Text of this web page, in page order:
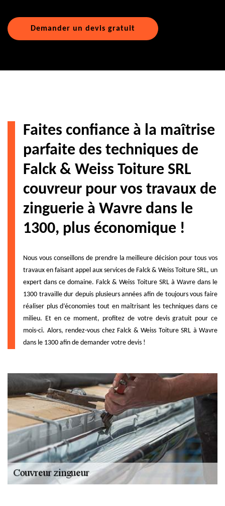
Demander un devis gratuit
Faites confiance à la maîtrise
parfaite des techniques de
Falck & Weiss Toiture SRL
couvreur pour vos travaux de
zinguerie à Wavre dans le
1300, plus économique !
Nous vous conseillons de prendre la meilleure décision pour tous vos
travaux en faisant appel aux services de Falck & Weiss Toiture SRL, un
expert dans ce domaine. Falck & Weiss Toiture SRL à Wavre dans le
1300 travaille dur depuis plusieurs années afin de toujours vous faire
réaliser plus d’économies tout en maîtrisant les techniques dans ce
milieu. Et en ce moment, profitez de votre devis gratuit pour ce
mois-ci. Alors, rendez-vous chez Falck & Weiss Toiture SRL à Wavre
dans le 1300 afin de demander votre devis !